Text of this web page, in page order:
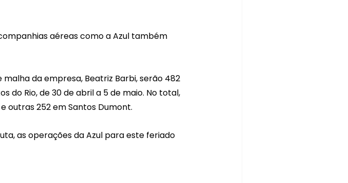
aéreas como a Azul também
da empresa, Beatriz Barbi, serão 482
do Rio, de 30 de abril a 5 de maio. No total,
outras 252 em Santos Dumont.
as operações da Azul para este feriado